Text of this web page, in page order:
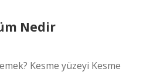
Nedir
Kesme yüzeyi Kesme